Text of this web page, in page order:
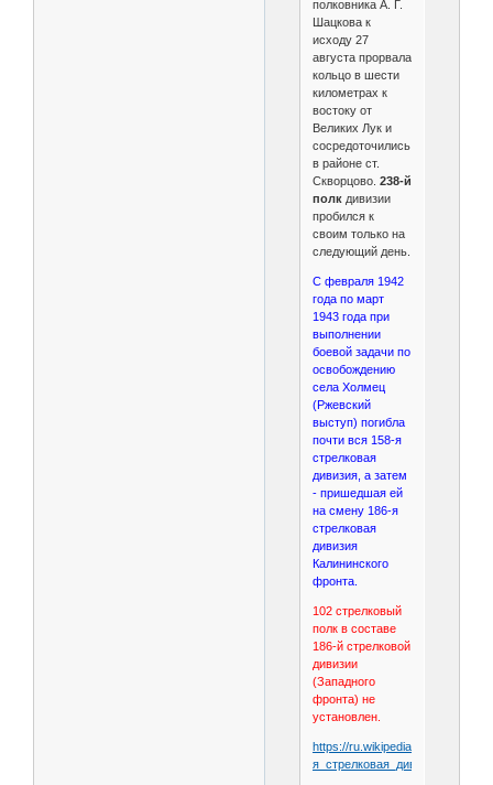
полковника А. Г.
Шацкова к
исходу 27
августа прорвала
кольцо в шести
километрах к
востоку от
Великих Лук и
сосредоточились
в районе ст.
Скворцово. 238-й
полкдивизии
пробился к
своим только на
следующий день.
С февраля 1942
года по март
1943 года при
выполнении
боевой задачи по
освобождению
села Холмец
(Ржевский
выступ) погибла
почти вся 158-я
стрелковая
дивизия, а затем
- пришедшая ей
на смену 186-я
стрелковая
дивизия
Калининского
фронта.
102 стрелковый
полк в составе
186-й стрелковой
дивизии
(Западного
фронта) не
установлен.
https://ru.wikipedia.org/wiki/186-
я_стрелковая_дивизия_